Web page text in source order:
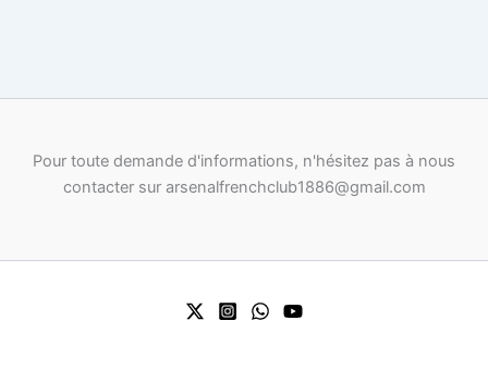
Pour toute demande d'informations, n'hésitez pas à nous
contacter sur arsenalfrenchclub1886@gmail.com